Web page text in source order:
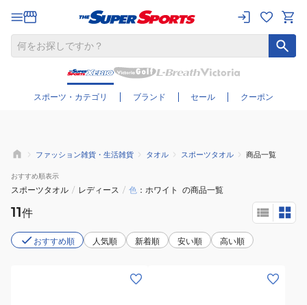
スポーツ・カテゴリ ブランド セール クーポン
さらに絞り込む
ファッション雑貨・生活雑貨 タオル スポーツタオル 商品一覧
おすすめ順表示
スポーツタオル / レディース / 色 ホワイト の商品一覧
11件
おすすめ順 人気順 新着順 安い順 高い順